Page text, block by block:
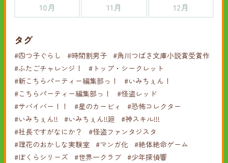
10月
11月 12月
タグ
#四つ子ぐらし #時間割男子 #角川つばさ文庫小説賞受賞作
#ふたごチャレンジ！
#トップ・シークレット
#新こちらパーティー編集部っ！
#いみちぇん！
#こちらパーティー編集部っ！
#怪盗レッド
#サバイバー！！
#星のカービィ
#恐怖コレクター
#いみちぇん!!
#いみちぇん!!廻
#神スキル!!!
#社長ですがなにか？
#怪盗ファンタジスタ
#理花のおかしな実験室 #マンガ化 #絶体絶命ゲーム
#ぼくらシリーズ
#世界一クラブ #少年探偵響